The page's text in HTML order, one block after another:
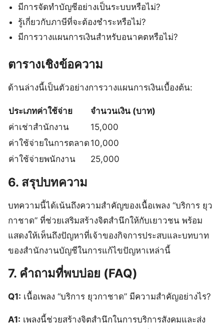
มีการจัดทำบัญชีอย่างเป็นระบบหรือไม่?
รู้เกี่ยวกับภาษีที่จะต้องชำระหรือไม่?
มีการวางแผนการเงินสำหรับอนาคตหรือไม่?
ตารางเชิงข้อความ
ด้านล่างนี้เป็นตัวอย่างการวางแผนการเงินเบื้องต้น:
ประเภทค่าใช้จ่าย
จำนวนเงิน (บาท)
ค่าเช่าสำนักงาน
15,000
ค่าใช้จ่ายในการตลาด 10,000
ค่าใช้จ่ายพนักงาน
25,000
6. สรุปบทความ
บทความนี้ได้เน้นถึงความสำคัญของเนื้อเพลง “บริการ ยุว
กาชาด” ที่ช่วยเสริมสร้างจิตสำนึกให้กับเยาวชน พร้อม
แสดงให้เห็นถึงปัญหาที่เจ้าของกิจการประสบและบทบาท
ของสำนักงานบัญชีในการแก้ไขปัญหาเหล่านี้
7. คำถามที่พบบ่อย (FAQ)
Q1: เนื้อเพลง “บริการ ยุวกาชาด” มีความสำคัญอย่างไร?
A1: เพลงนี้ช่วยสร้างจิตสำนึกในการบริการสังคมและส่ง